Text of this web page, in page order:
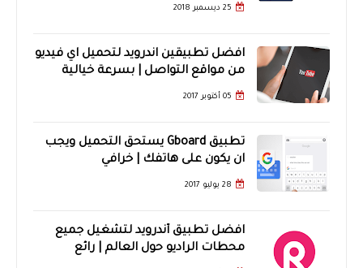
25 ديسمبر 2018
افضل تطبيقين اندرويد لتحميل اي فيديو
من مواقع التواصل | بسرعة خيالية
05 أكتوبر 2017
تطبيق Gboard يستحق التحميل ويجب
ان يكون على هاتفك | خرافي
28 يوليو 2017
افضل تطبيق أندرويد لتشغيل جميع
محطات الراديو حول العالم | رائع